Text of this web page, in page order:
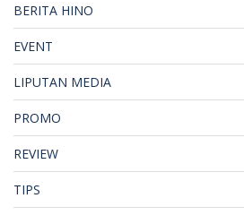
BERITA HINO
EVENT
LIPUTAN MEDIA
PROMO
REVIEW
TIPS